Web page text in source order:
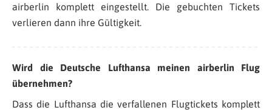
airberlin komplett eingestellt. Die gebuchten Tickets
verlieren dann ihre Gültigkeit.
Wird die Deutsche Lufthansa meinen airberlin Flug
übernehmen?
Dass die Lufthansa die verfallenen Flugtickets komplett